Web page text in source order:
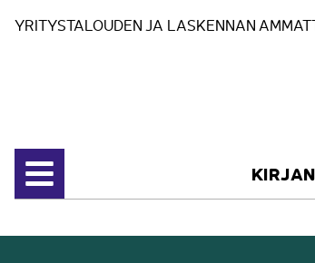
YRITYSTALOUDEN JA LASKENNAN
Avaa valikko